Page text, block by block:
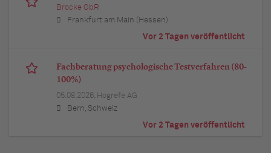
Brocke GbR
Frankfurt am Main (Hessen)
Vor 2 Tagen veröffentlicht
Fachberatung psychologische Testverfahren (80-
100%)
05.08.2026, Hogrefe AG
Bern, Schweiz
Vor 2 Tagen veröffentlicht